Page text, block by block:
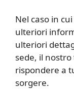
Nel caso in
ulteriori
ulteriori
sede, il
rispondere a
sorgere.